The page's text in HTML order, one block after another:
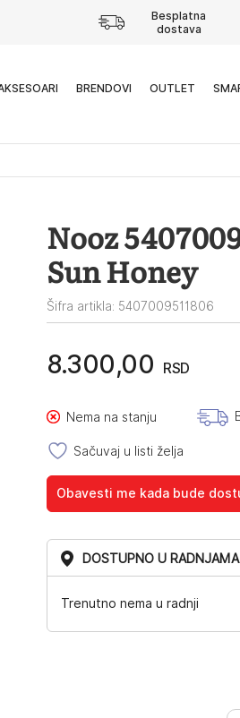
Besplatna
dostava
BRENDOVI OUTLET
Nooz
Sun Honey
Šifra artikla: 5407009511806
8.300,00 RSD
Nema na stanju
Sačuvaj u listi želja
Obavesti me kada bude
DOSTUPNO U RADNJAMA
Trenutno nema u radnji